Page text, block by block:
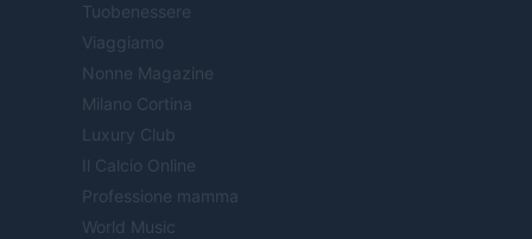
Tuobenessere
Viaggiamo
Nonne Magazine
Milano Cortina
Luxury Club
Il Calcio Online
Professione mamma
World Music